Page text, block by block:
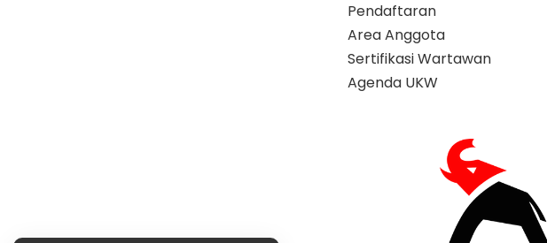
Pendaftaran
Area Anggota
Sertifikasi Wartawan
Agenda UKW